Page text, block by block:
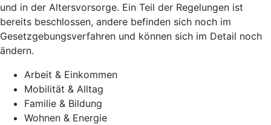
und in der Altersvorsorge. Ein Teil der Regelungen ist
bereits beschlossen, andere befinden sich noch im
Gesetzgebungsverfahren und können sich im Detail noch
ändern.
Arbeit & Einkommen
Mobilität & Alltag
Familie & Bildung
Wohnen & Energie